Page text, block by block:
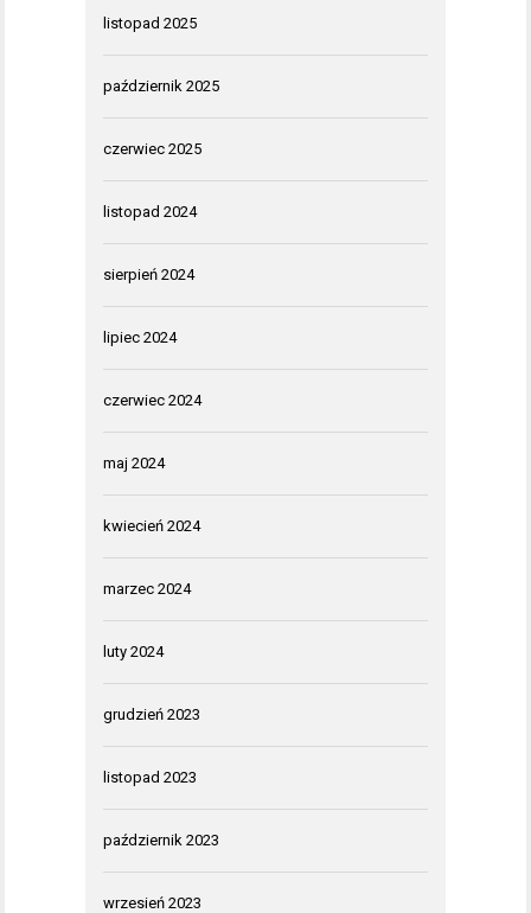
listopad 2025
październik 2025
czerwiec 2025
listopad 2024
sierpień 2024
lipiec 2024
czerwiec 2024
maj 2024
kwiecień 2024
marzec 2024
luty 2024
grudzień 2023
listopad 2023
październik 2023
wrzesień 2023